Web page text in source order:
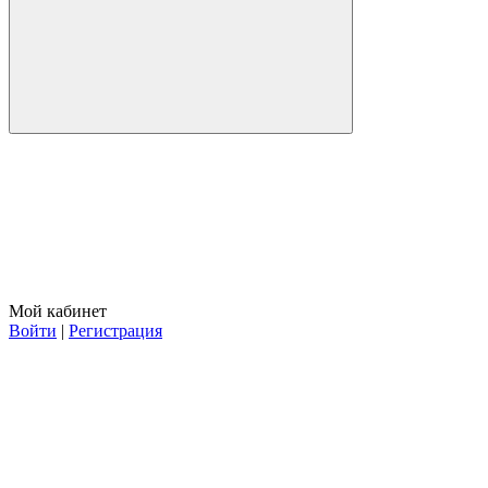
Мой кабинет
Войти | Регистрация